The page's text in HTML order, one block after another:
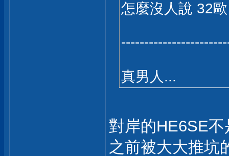
怎麼沒人說 32
真男人...
對岸的HE6SE
之前被大大推坑